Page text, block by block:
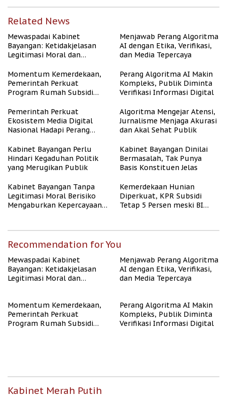
Related News
Mewaspadai Kabinet
Bayangan: Ketidakjelasan
Legitimasi Moral dan
Menjawab Perang Algoritma
AI dengan Etika, Verifikasi,
dan Media Tepercaya
Momentum Kemerdekaan,
Pemerintah Perkuat
Program Rumah Subsidi
Berpenghasilan Rendah
Perang Algoritma AI Makin
Kompleks, Publik Diminta
Verifikasi Informasi Digital
Pemerintah Perkuat
Ekosistem Media Digital
Nasional Hadapi Perang
Algoritma Mengejar Atensi,
Jurnalisme Menjaga Akurasi
dan Akal Sehat Publik
Kabinet Bayangan Perlu
Hindari Kegaduhan Politik
yang Merugikan Publik
Kabinet Bayangan Dinilai
Bermasalah, Tak Punya
Basis Konstituen Jelas
Kabinet Bayangan Tanpa
Legitimasi Moral Berisiko
Mengaburkan Kepercayaan
Kemerdekaan Hunian
Diperkuat, KPR Subsidi
Tetap 5 Persen meski BI
Recommendation for You
Mewaspadai Kabinet
Bayangan: Ketidakjelasan
Legitimasi Moral dan
Menjawab Perang Algoritma
AI dengan Etika, Verifikasi,
dan Media Tepercaya
Momentum Kemerdekaan,
Pemerintah Perkuat
Program Rumah Subsidi
Perang Algoritma AI Makin
Kompleks, Publik Diminta
Verifikasi Informasi Digital
Kabinet Merah Putih